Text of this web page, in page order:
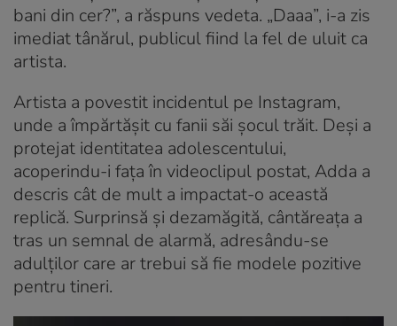
bani din cer?”, a răspuns vedeta. „Daaa”, i-a zis
imediat tânărul, publicul fiind la fel de uluit ca
artista.
Artista a povestit incidentul pe Instagram,
unde a împărtășit cu fanii săi șocul trăit. Deși a
protejat identitatea adolescentului,
acoperindu-i fața în videoclipul postat, Adda a
descris cât de mult a impactat-o această
replică. Surprinsă și dezamăgită, cântăreața a
tras un semnal de alarmă, adresându-se
adulților care ar trebui să fie modele pozitive
pentru tineri.